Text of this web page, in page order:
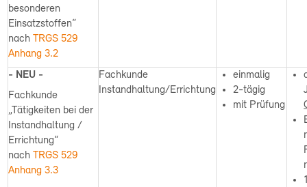
besonderen
Einsatzstoffen“
nachTRGS 529
Anhang 3.2
- NEU -
Fachkunde
„Tätigkeiten bei der
Instandhaltung /
Errichtung“
nachTRGS 529
Anhang 3.3
Fachkunde
Instandhaltung/Errichtung
einmalig
2-tägig
mit Prüfung